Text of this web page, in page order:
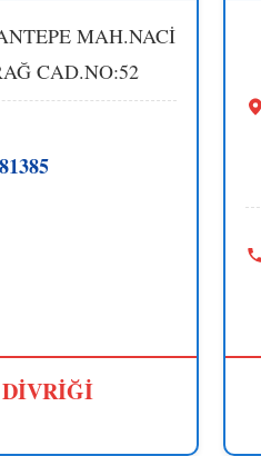
MAH.NACİ
CAD.NO:52
DİVRİĞİ